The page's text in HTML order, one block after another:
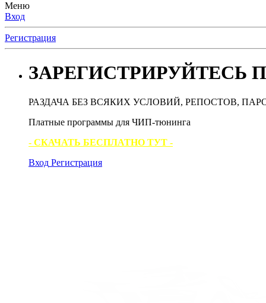
Меню
Вход
Регистрация
ЗАРЕГИСТРИРУЙТЕСЬ
РАЗДАЧА БЕЗ ВСЯКИХ УСЛОВИЙ, РЕПОСТОВ,
Платные программы для ЧИП-тюнинга
- СКАЧАТЬ БЕСПЛАТНО ТУТ -
Вход Регистрация